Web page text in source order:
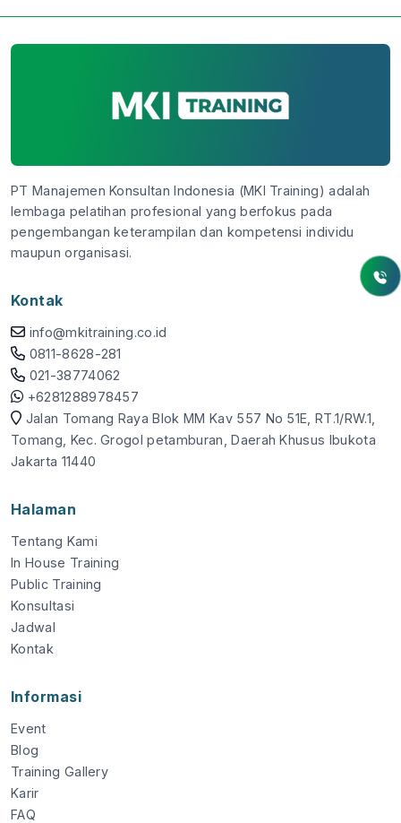
PT Manajemen Konsultan Indonesia (MKI Training) adalah
lembaga pelatihan profesional yang berfokus pada
pengembangan keterampilan dan kompetensi individu
maupun organisasi.
Kontak
info@mkitraining.co.id
0811-8628-281
021-38774062
+6281288978457
Jalan Tomang Raya Blok MM Kav 557 No 51E, RT.1/RW.1,
Tomang, Kec. Grogol petamburan, Daerah Khusus Ibukota
Jakarta 11440
Halaman
Tentang Kami
In House Training
Public Training
Konsultasi
Jadwal
Kontak
Informasi
Event
Blog
Training Gallery
Karir
FAQ